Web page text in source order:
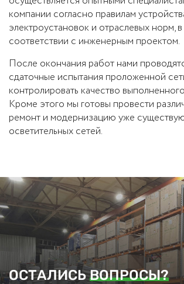
компании согласно правилам
электроустановок и отраслевых норм,
соответствии с инженерным проектом.
После окончания работ нами
сдаточные испытания проложенной
контролировать качество
Кроме этого мы готовы провести
ремонт и модернизацию уже
осветительных сетей.
ОСТАЛИСЬВОПРОСЫ?